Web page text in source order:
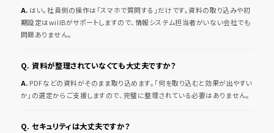
はい。社員側の操作は「スマホで質問する」だけです。資料の取り込みや初
期設定はwillBがサポートしますので、情報システム担当者がいない会社でも
問題ありません。
資料が整理されていなくても大丈夫ですか？
PDFなどの資料がそのまま取り込めます。「何を取り込むと効果が出やすい
か」の選定からご支援しますので、完璧に整理されている必要はありません。
セキュリティは大丈夫ですか？